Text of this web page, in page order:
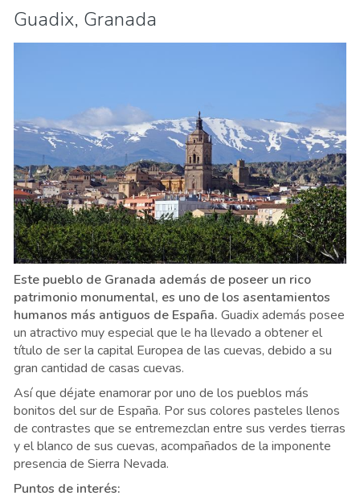
Guadix, Granada
Este pueblo de Granada además de poseer un rico
patrimonio monumental, es uno de los asentamientos
humanos más antiguos de España. Guadix además posee
un atractivo muy especial que le ha llevado a obtener el
título de ser la capital Europea de las cuevas, debido a su
gran cantidad de casas cuevas.
Así que déjate enamorar por uno de los pueblos más
bonitos del sur de España. Por sus colores pasteles llenos
de contrastes que se entremezclan entre sus verdes tierras
y el blanco de sus cuevas, acompañados de la imponente
presencia de Sierra Nevada.
Puntos de interés: